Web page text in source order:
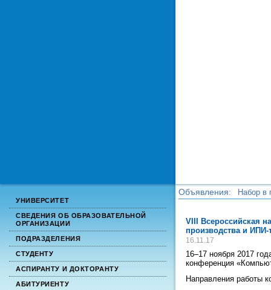
УНИВЕРСИТЕТ
СВЕДЕНИЯ ОБ ОБРАЗОВАТЕЛЬНОЙ
ОРГАНИЗАЦИИ
ПОДРАЗДЕЛЕНИЯ
СТУДЕНТУ
АСПИРАНТУ И ДОКТОРАНТУ
АБИТУРИЕНТУ
Объявления:
Набор в
VIII Всероссийская
производства и ИПИ-
16.11.17
16–17 ноября 2017
конференция
Направления работы